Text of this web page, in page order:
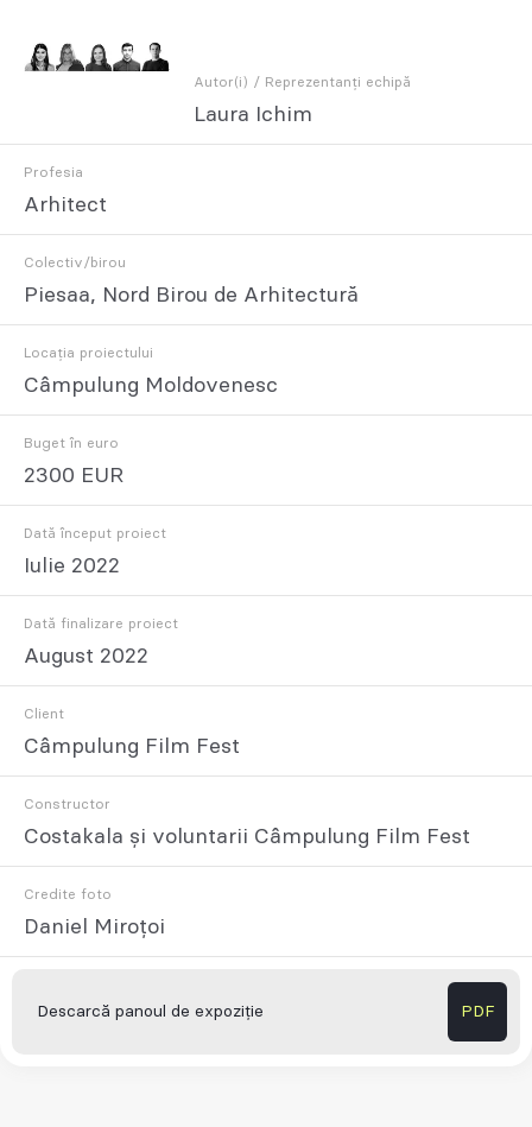
Autor(i) / Reprezentanți echipă
Laura Ichim
Profesia
Arhitect
Colectiv/birou
Piesaa, Nord Birou de Arhitectură
Locația proiectului
Câmpulung Moldovenesc
Buget în euro
2300 EUR
Dată început proiect
Iulie 2022
Dată finalizare proiect
August 2022
Client
Câmpulung Film Fest
Constructor
Costakala și voluntarii Câmpulung Film Fest
Credite foto
Daniel Miroțoi
Descarcă panoul de expoziție PDF